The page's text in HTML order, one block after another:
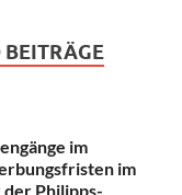
BEITRÄGE
im
im
Philipps-